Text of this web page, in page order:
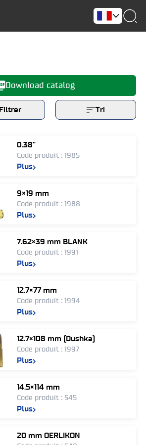
Download catalog
Filtrer Tri
0.38”
Code produit : 1985
Plus
9×19 mm
Code produit : 1988
Plus
7.62×39 mm BLANK
Code produit : 1991
Plus
12.7×77 mm
Code produit : 1994
Plus
12.7×108 mm (Dushka)
Code produit : 1997
Plus
14.5×114 mm
Code produit : 545
Plus
20 mm OERLIKON